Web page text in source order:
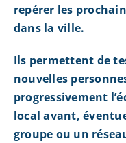
repérer les
dans la ville.
Ils permettent de
nouvelles
progressivement
local avant,
groupe ou un